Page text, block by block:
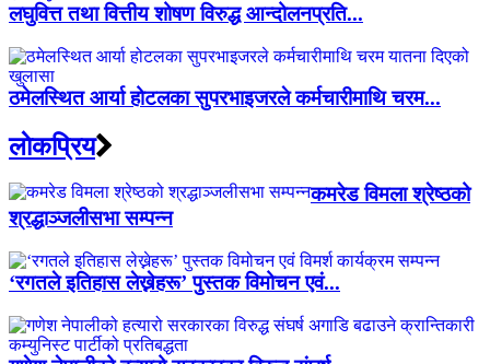
लघुवित्त तथा वित्तीय शोषण विरुद्ध आन्दोलनप्रति...
ठमेलस्थित आर्या होटलका सुपरभाइजरले कर्मचारीमाथि चरम...
लाेकप्रिय
कमरेड विमला श्रेष्ठको
श्रद्धाञ्जलीसभा सम्पन्न
‘रगतले इतिहास लेख्नेहरू’ पुस्तक विमोचन एवं...